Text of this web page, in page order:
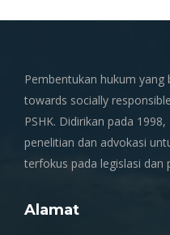
Pembentukan hukum
towards socially
PSHK. Didirikan pada
penelitian dan advokasi
terfokus pada legislasi dan
Alamat